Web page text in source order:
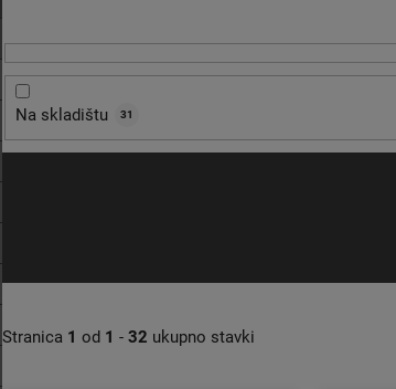
Stranica 1 od 1 - 32 ukupno stavki
Na skladištu 31
s
p
r
o
i
z
v
d
a